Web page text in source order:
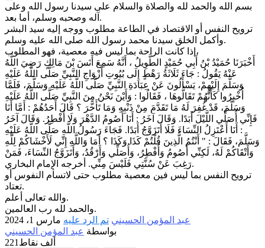
بسم الله والحمد لله والصلاة والسلام على سيدنا رسول الله وعلى
آله وصحبه وسلم، أما بعد.
ترويح النفس أو الاقتصاد في الطاعة مطلوب ووجه إليه سيد البشر
وأكمل الخلق سيدنا محمد رسول الله صلى الله عليه وسلم.
إذا كانت الراحة بما ليس فيه معصية، فهو المطلوب،
أَخْبَرَنَا حُمَيْدُ بْنُ أَبِي حُمَيْدٍ الطَّوِيلُ ، أَنَّهُ سَمِعَ أَنَسَ بْنَ مَالِكٍ رَضِيَ اللَّهُ
عَنْهُ يَقُولُ : جَاءَ ثَلَاثَةُ رَهْطٍ إِلَى بُيُوتِ أَزْوَاجِ النَّبِيِّ صَلَّى اللَّهُ عَلَيْهِ
وَسَلَّمَ إِلَيْهِمْ، يَسْأَلُونَ عَنْ عِبَادَةِ النَّبِيِّ صَلَّى اللَّهُ عَلَيْهِ وَسَلَّمَ، فَلَمَّا
أُخْبِرُوا كَأَنَّهُمْ تَقَالُّوهَا ، فَقَالُوا : وَأَيْنَ نَحْنُ مِنَ النَّبِيِّ صَلَّى اللَّهُ عَلَيْهِ
وَسَلَّمَ، قَدْ غُفِرَ لَهُ مَا تَقَدَّمَ مِنْ ذَنْبِهِ وَمَا تَأَخَّرَ ؟ قَالَ أَحَدُهُمْ : أَمَّا أَنَا
فَإِنِّي أُصَلِّي اللَّيْلَ أَبَدًا. وَقَالَ آخَرُ : أَنَا أَصُومُ الدَّهْرَ وَلَا أُفْطِرُ. وَقَالَ آخَرُ
: أَنَا أَعْتَزِلُ النِّسَاءَ فَلَا أَتَزَوَّجُ أَبَدًا. فَجَاءَ رَسُولُ اللَّهِ صَلَّى اللَّهُ عَلَيْهِ
وَسَلَّمَ، فَقَالَ : " أَنْتُمُ الَّذِينَ قُلْتُمْ كَذَا وَكَذَا ؟ أَمَا وَاللَّهِ إِنِّي لَأَخْشَاكُمْ لِلَّهِ
وَأَتْقَاكُمْ لَهُ، لَكِنِّي أَصُومُ وَأُفْطِرُ، وَأُصَلِّي وَأَرْقُدُ، وَأَتَزَوَّجُ النِّسَاءَ، فَمَنْ
رَغِبَ عَنْ سُنَّتِي فَلَيْسَ مِنِّي. أخرجه الإمام البخاري.
ترويح النفس بما ليس فين معصية مطلوب حتى لاتسأم النفوس أو
تعتاد.
والله تعالى أعلم.
والحمد لله رب العالمين.
عبد المؤمن الحسيني تم الرد عليه مارس 1، 2024
بواسطة عبد المؤمن الحسيني
221ألف نقاط